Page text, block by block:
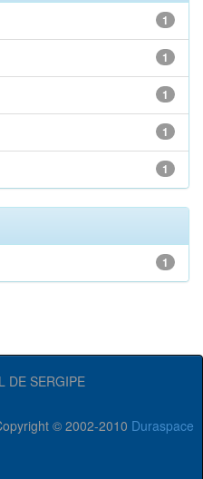
1
1
1
1
1
1
DE SERGIPE
© 2002-2010 Duraspace